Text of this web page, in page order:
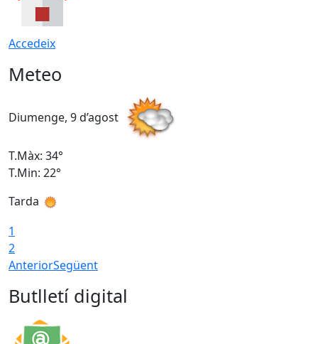
Accedeix
Meteo
Diumenge, 9 d’agost
T.Màx: 34°
T.Min: 22°
Tarda
1
2
AnteriorSegüent
Butlletí digital